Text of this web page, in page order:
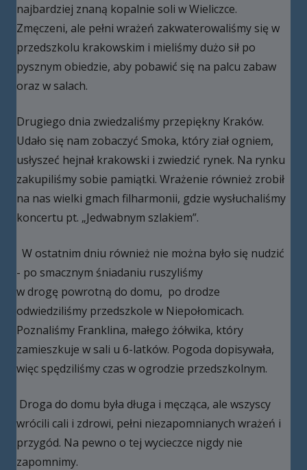
najbardziej znaną kopalnie soli w Wieliczce.
Zmęczeni, ale pełni wrażeń zakwaterowaliśmy się w
przedszkolu krakowskim i mieliśmy dużo sił po
pysznym obiedzie, aby pobawić się na palcu zabaw
oraz w salach.
Drugiego dnia zwiedzaliśmy przepiękny Kraków.
Udało się nam zobaczyć Smoka, który ział ogniem,
usłyszeć hejnał krakowski i zwiedzić rynek. Na rynku
zakupiliśmy sobie pamiątki. Wrażenie również zrobił
na nas wielki gmach filharmonii, gdzie wysłuchaliśmy
koncertu pt. „Jedwabnym szlakiem”.
W ostatnim dniu również nie można było się nudzić
- po smacznym śniadaniu ruszyliśmy
w drogę powrotną do domu, po drodze
odwiedziliśmy przedszkole w Niepołomicach.
Poznaliśmy Franklina, małego żółwika, który
zamieszkuje w sali u 6-latków. Pogoda dopisywała,
więc spędziliśmy czas w ogrodzie przedszkolnym.
Droga do domu była długa i męcząca, ale wszyscy
wrócili cali i zdrowi, pełni niezapomnianych wrażeń i
przygód. Na pewno o tej wycieczce nigdy nie
zapomnimy.